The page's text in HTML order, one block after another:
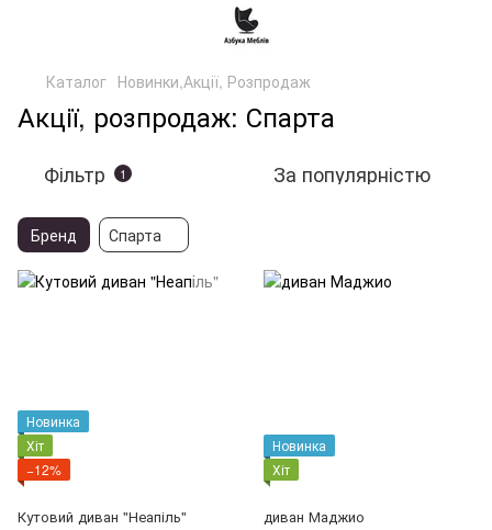
Каталог Новинки,Акції, Розпродаж
Акції, розпродаж: Спарта
Фільтр 1 За популярністю
Бренд Спарта
Новинка
Хіт
−12%
Кутовий диван "Неапіль"
Новинка
Хіт
диван Маджио